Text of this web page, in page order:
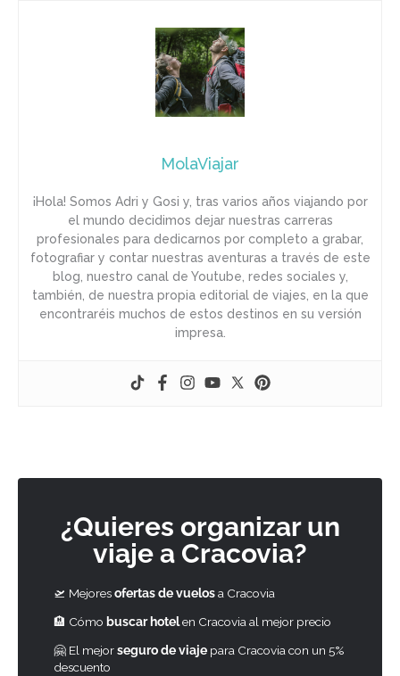
MolaViajar
¡Hola! Somos Adri y Gosi y, tras varios años viajando por
el mundo decidimos dejar nuestras carreras
profesionales para dedicarnos por completo a grabar,
fotografiar y contar nuestras aventuras a través de este
blog, nuestro canal de Youtube, redes sociales y,
también, de nuestra propia editorial de viajes, en la que
encontraréis muchos de estos destinos en su versión
impresa.
¿Quieres organizar un
viaje a Cracovia?
🛫 Mejoresofertas de vuelosa Cracovia
🏨 Cómo buscar hotelen Cracovia al mejor precio
🤗 El mejorseguro de viaje para Cracovia con un 5%
descuento